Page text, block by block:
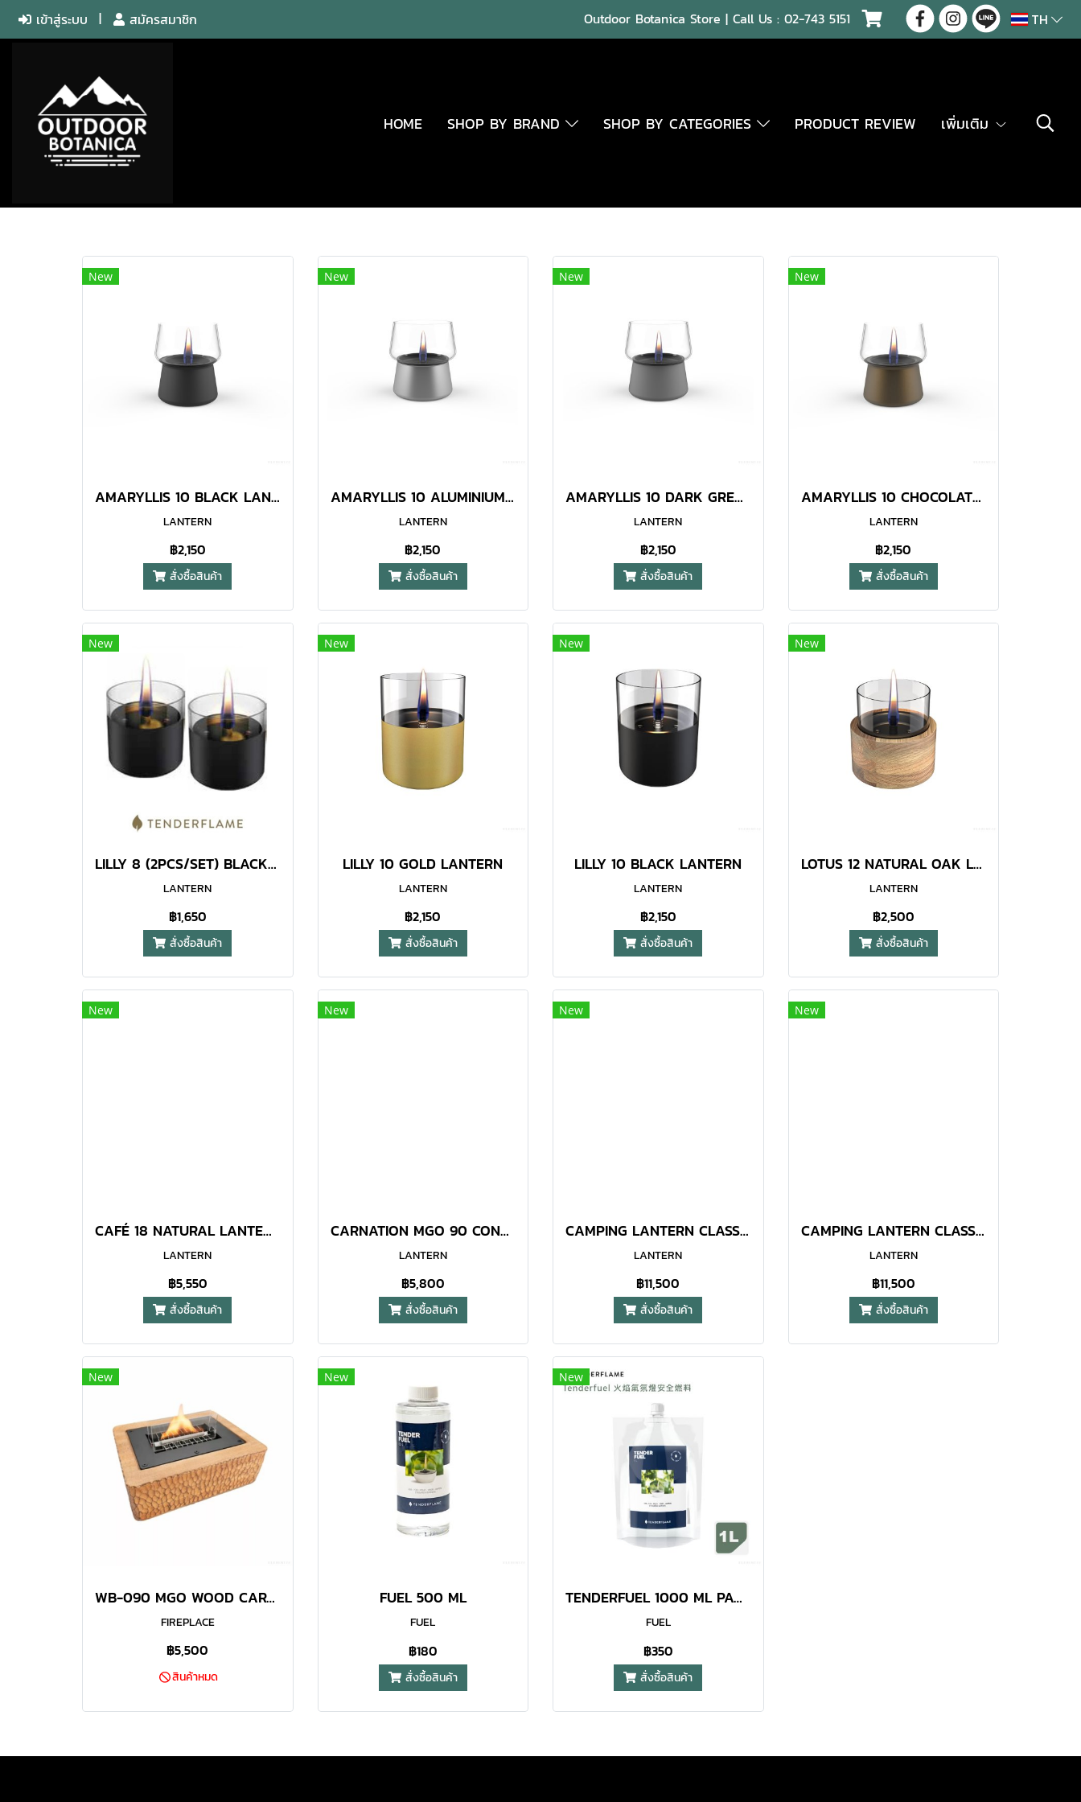
เข้าสู่ระบบ สมัครสมาชิก Outdoor Botanica Store | Call Us :02-743 5151 TH
HOME SHOP BY BRAND SHOP BY CATEGORIES PRODUCT REVIEW เพิ่มเติม
New
AMARYLLIS 10 BLACK LANTERN
LANTERN
฿2,150
สั่งซื้อสินค้า
New
AMARYLLIS 10 ALUMINIUM LANTERN
LANTERN
฿2,150
สั่งซื้อสินค้า
New
AMARYLLIS 10 DARK GREY LANTERN
LANTERN
฿2,150
สั่งซื้อสินค้า
New
AMARYLLIS 10 CHOCOLATE LANTERN
LANTERN
฿2,150
สั่งซื้อสินค้า
New
LILLY 8 (2PCS/SET) BLACK LANTERN
LANTERN
฿1,650
สั่งซื้อสินค้า
New
LILLY 10 GOLD LANTERN
LANTERN
฿2,150
สั่งซื้อสินค้า
New
LILLY 10 BLACK LANTERN
LANTERN
฿2,150
สั่งซื้อสินค้า
New
LOTUS 12 NATURAL OAK LANTERN
LANTERN
฿2,500
สั่งซื้อสินค้า
New
CAFÉ 18 NATURAL LANTERN
LANTERN
฿5,550
สั่งซื้อสินค้า
New
CARNATION MGO 90 CONCRETE LANTERN
LANTERN
฿5,800
สั่งซื้อสินค้า
New
CAMPING LANTERN CLASS ORANGE BLACK LANTERN
LANTERN
฿11,500
สั่งซื้อสินค้า
New
CAMPING LANTERN CLASS DARK GREEN LANTERN
LANTERN
฿11,500
สั่งซื้อสินค้า
New
WB-090 MGO WOOD CARVING 90 WOOD FIREPLACE
FIREPLACE
฿5,500
สินค้าหมด
New
FUEL 500 ML
FUEL
฿180
สั่งซื้อสินค้า
New
TENDERFUEL 1000 ML PACKED WITH BAG
FUEL
฿350
สั่งซื้อสินค้า